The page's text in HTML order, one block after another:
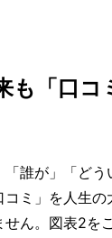
も「口コ
「誰が」「ど
ミ」を人生
せん。図表2を